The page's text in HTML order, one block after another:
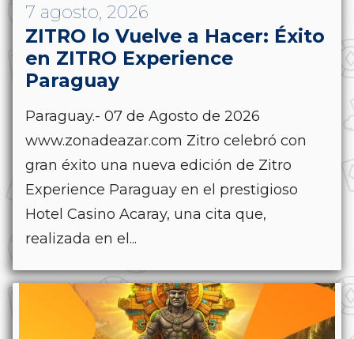
7 agosto, 2026
ZITRO lo Vuelve a Hacer: Éxito
en ZITRO Experience
Paraguay
Paraguay.- 07 de Agosto de 2026
www.zonadeazar.com Zitro celebró con
gran éxito una nueva edición de Zitro
Experience Paraguay en el prestigioso
Hotel Casino Acaray, una cita que,
realizada en el...